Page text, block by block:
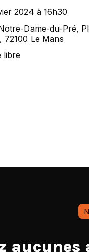
2024 à 16h30
Dame-du-Pré,
72100 Le Mans
libre
aucunes